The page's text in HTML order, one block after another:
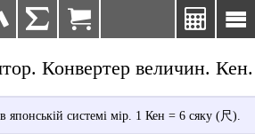


 
Конвертер величин. Кен.
системі мір. 1 Кен = 6 сяку (尺).